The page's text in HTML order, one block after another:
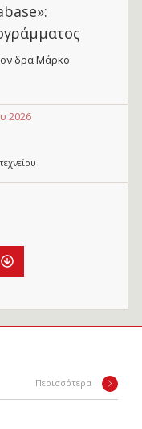
δρα Μάρκο
2026
Περισσότερα